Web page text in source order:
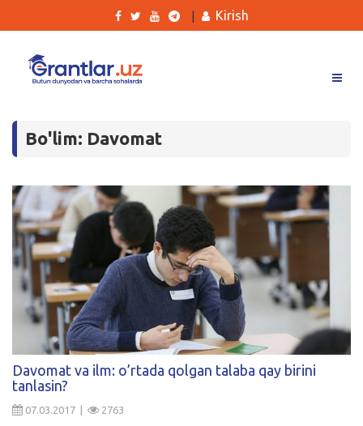
Tanlovlar
Kurslar
Blog
Yana
Qidirish
Kirish
Kirish
Bo'lim: Davomat
Davomat va ilm: o’rtada qolgan talaba qay birini
tanlasin?
07.03.2017 | 2763